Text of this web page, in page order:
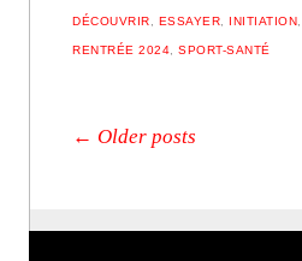
DÉCOUVRIR ESSAYER INITIATION
RENTRÉE 2024 ,SPORT-SANTÉ
Post navigation
← Older posts